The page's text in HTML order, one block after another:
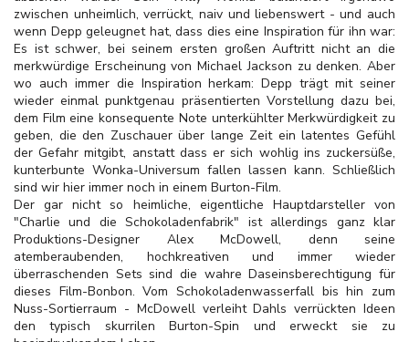
zwischen unheimlich, verrückt, naiv und liebenswert - und auch
wenn Depp geleugnet hat, dass dies eine Inspiration für ihn war:
Es ist schwer, bei seinem ersten großen Auftritt nicht an die
merkwürdige Erscheinung von Michael Jackson zu denken. Aber
wo auch immer die Inspiration herkam: Depp trägt mit seiner
wieder einmal punktgenau präsentierten Vorstellung dazu bei,
dem Film eine konsequente Note unterkühlter Merkwürdigkeit zu
geben, die den Zuschauer über lange Zeit ein latentes Gefühl
der Gefahr mitgibt, anstatt dass er sich wohlig ins zuckersüße,
kunterbunte Wonka-Universum fallen lassen kann. Schließlich
sind wir hier immer noch in einem Burton-Film.
Der gar nicht so heimliche, eigentliche Hauptdarsteller von
"Charlie und die Schokoladenfabrik" ist allerdings ganz klar
Produktions-Designer Alex McDowell, denn seine
atemberaubenden, hochkreativen und immer wieder
überraschenden Sets sind die wahre Daseinsberechtigung für
dieses Film-Bonbon. Vom Schokoladenwasserfall bis hin zum
Nuss-Sortierraum - McDowell verleiht Dahls verrückten Ideen
den typisch skurrilen Burton-Spin und erweckt sie zu